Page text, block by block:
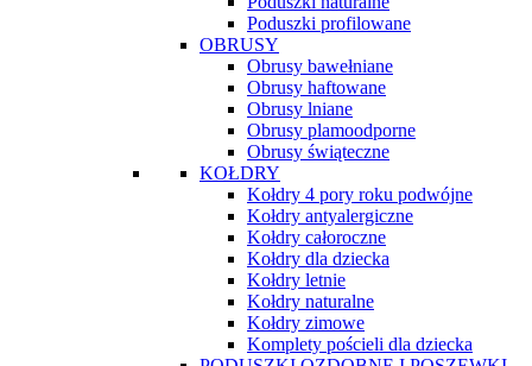
Poduszki profilowane
OBRUSY
Obrusy bawełniane
Obrusy haftowane
Obrusy lniane
Obrusy plamoodporne
Obrusy świąteczne
KOŁDRY
Kołdry 4 pory roku podwójne
Kołdry antyalergiczne
Kołdry całoroczne
Kołdry dla dziecka
Kołdry letnie
Kołdry naturalne
Kołdry zimowe
Komplety pościeli dla dziecka